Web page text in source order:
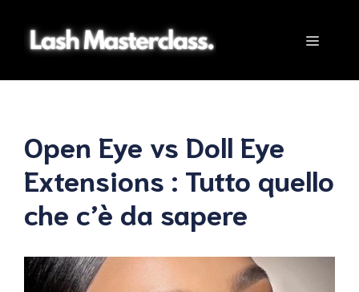
contenuto
Menu
Open Eye vs Doll Eye
Extensions : Tutto quello
che c’è da sapere